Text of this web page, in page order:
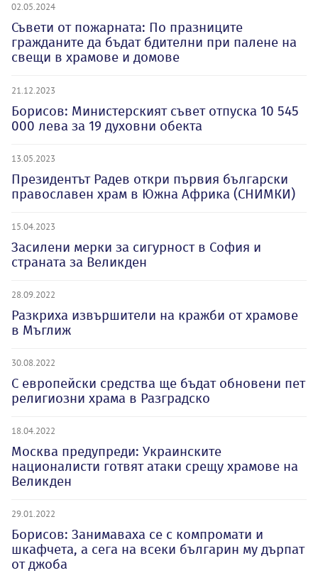
02.05.2024
Съвети от пожарната: По празниците
гражданите да бъдат бдителни при палене на
свещи в храмове и домове
21.12.2023
Борисов: Министерският съвет отпуска 10 545
000 лева за 19 духовни обекта
13.05.2023
Президентът Радев откри първия български
православен храм в Южна Африка (СНИМКИ)
15.04.2023
Засилени мерки за сигурност в София и
страната за Великден
28.09.2022
Разкриха извършители на кражби от храмове
в Мъглиж
30.08.2022
С европейски средства ще бъдат обновени пет
религиозни храма в Разградско
18.04.2022
Москва предупреди: Украинските
националисти готвят атаки срещу храмове на
Великден
29.01.2022
Борисов: Занимаваха се с компромати и
шкафчета, а сега на всеки българин му дърпат
от джоба